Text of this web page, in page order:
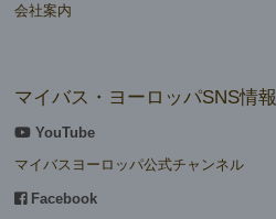
会社案内
マイバス・ヨーロッパSNS情報
YouTube
マイバスヨーロッパ公式チャンネル
Facebook